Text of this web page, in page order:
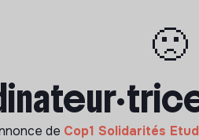
🙁
de Cop1 Solidarités